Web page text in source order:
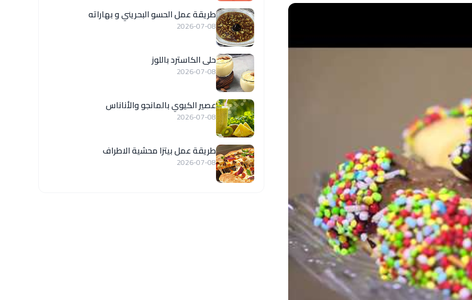
طريقة عمل الحسو البحريني و بهاراته
2026-07-08
حلى الكاسترد باللوز
2026-07-08
عصير الكيوي بالمانجو والأناناس
2026-07-08
طريقة عمل بيتزا محشية الاطراف
2026-07-08